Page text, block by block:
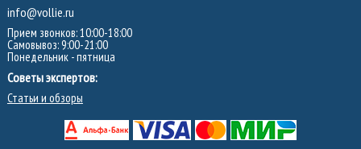
info@vollie.ru
Прием звонков: 10:00-18:00
Самовывоз: 9:00-21:00
Понедельник - пятница
Советы экспертов:
Статьи и обзоры